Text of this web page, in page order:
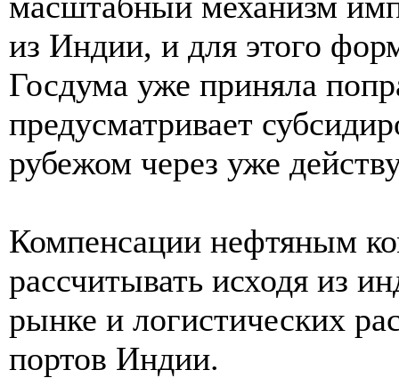
из Индии, и для этого
Госдума уже приняла
предусматривает
рубежом через уже
Компенсации нефтяным
рассчитывать исходя из
рынке и логистических
портов Индии.